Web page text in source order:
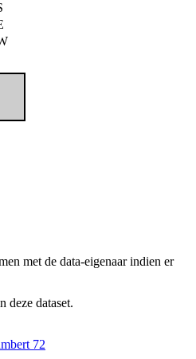
met de data-eigenaar indien er
deze dataset.
72